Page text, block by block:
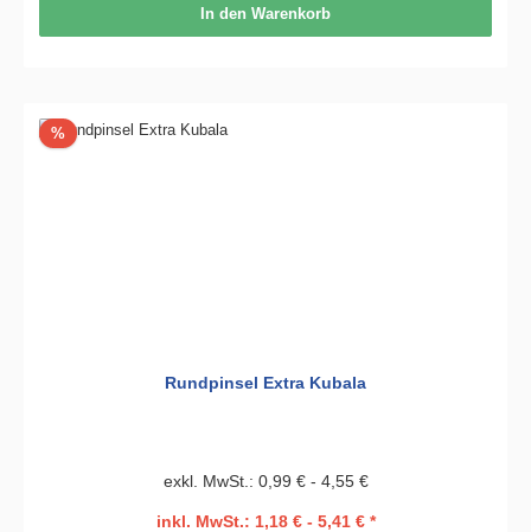
In den Warenkorb
%Rabatt
Rundpinsel Extra Kubala
exkl. MwSt.: 0,99 € - 4,55 €
inkl. MwSt.: 1,18 € - 5,41 € *